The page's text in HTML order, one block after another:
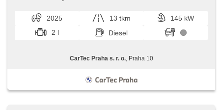
2025 13 tkm
145 kW
2 l
Diesel
CarTec Praha s. r. o., Praha 10